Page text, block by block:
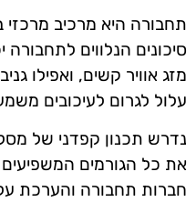
תחבורה היא מרכיב מרכזי
סיכונים הנלווים לתחבורה
מזג אוויר קשים, ואפילו
עלול לגרום לעיכובים
נדרש תכנון קפדני של
את כל הגורמים
חברות תחבורה והערכת